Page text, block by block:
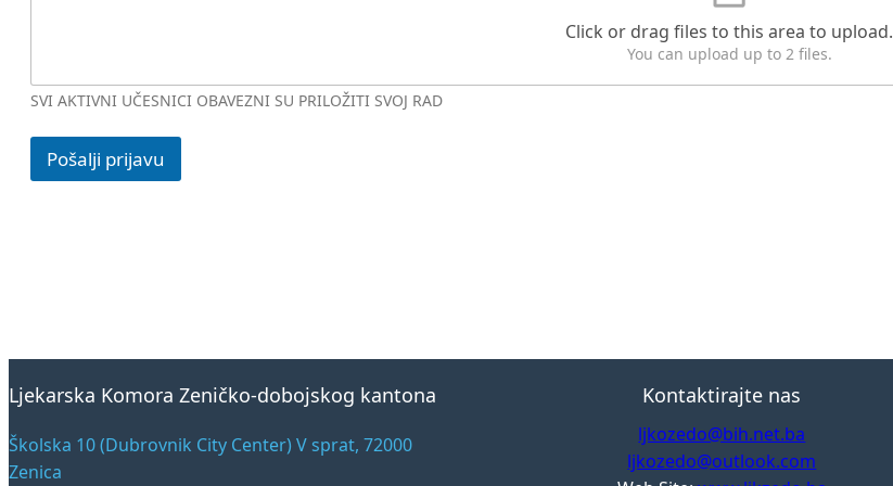
s
+
1
Click or drag files to this area to upload.
You can upload up to 2 files.
SVI AKTIVNI UČESNICI OBAVEZNI SU PRILOŽITI SVOJ RAD
Pošalji prijavu
Ljekarska Komora Zeničko-dobojskog kantona
Školska 10 (Dubrovnik City Center) V sprat, 72000
Zenica
Kontaktirajte nas
ljkozedo@bih.net.ba
ljkozedo@outlook.com